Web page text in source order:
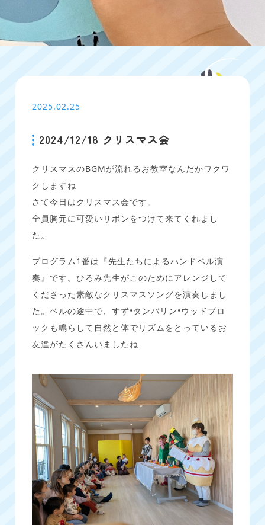
2025.02.25
2024/12/18 クリスマス会
クリスマスのBGMが流れるお教室なんだかワクワ
クしますね
さて今日はクリスマス会です。
全員胸元に可愛いリボンをつけて来てくれまし
た。
プログラム1番は『先生たちによるハンドベル演
奏』です。ひろみ先生がこのためにアレンジして
くださった素敵なクリスマスソングを演奏しまし
た。ベルの途中で、すず•タンバリン•ウッドブロ
ックも鳴らして自然と体でリズムをとっているお
友達がたくさんいましたね